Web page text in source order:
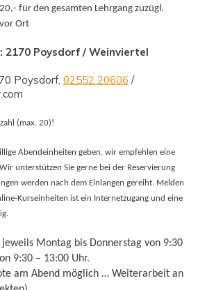
für den gesamten Lehrgang zuzügl.
Ort
Poysdorf / Weinviertel
Poysdorf, 02552 20606 /
(max. 20)!
Abendeinheiten geben, wir empfehlen eine
unterstützen Sie gerne bei der Reservierung
werden nach dem Einlangen gereiht. Melden
Kurseinheiten ist ein Internetzugang und eine
jeweils Montag bis Donnerstag von 9:30
9:30 – 13:00 Uhr.
am Abend möglich … Weiterarbeit an